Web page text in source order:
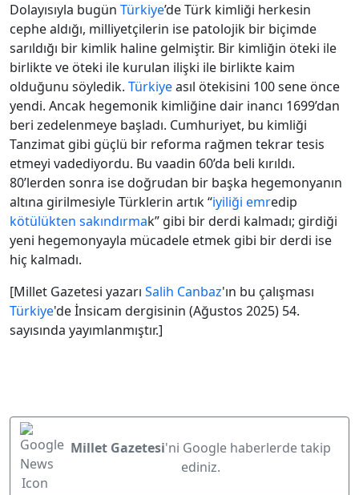
Dolayısıyla bugün Türkiye’de Türk kimliği herkesin
cephe aldığı, milliyetçilerin ise patolojik bir biçimde
sarıldığı bir kimlik haline gelmiştir. Bir kimliğin öteki ile
birlikte ve öteki ile kurulan ilişki ile birlikte kaim
olduğunu söyledik. Türkiyeasıl ötekisini 100 sene önce
yendi. Ancak hegemonik kimliğine dair inancı 1699’dan
beri zedelenmeye başladı. Cumhuriyet, bu kimliği
Tanzimat gibi güçlü bir reforma rağmen tekrar tesis
etmeyi vadediyordu. Bu vaadin 60’da beli kırıldı.
80’lerden sonra ise doğrudan bir başka hegemonyanın
altına girilmesiyle Türklerin artık “iyiliği emredip
kötülükten sakındırmak” gibi bir derdi kalmadı; girdiği
yeni hegemonyayla mücadele etmek gibi bir derdi ise
hiç kalmadı.
[Millet Gazetesi yazarı Salih Canbaz'ın bu çalışması
Türkiye'de İnsicam dergisinin (Ağustos 2025) 54.
sayısında yayımlanmıştır.]
Millet Gazetesi'ni Google haberlerde takip
ediniz.